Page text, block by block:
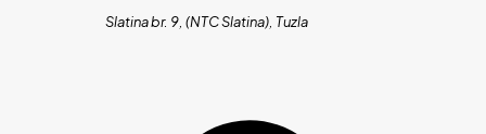
Slatina br. 9, (NTC Slatina), Tuzla